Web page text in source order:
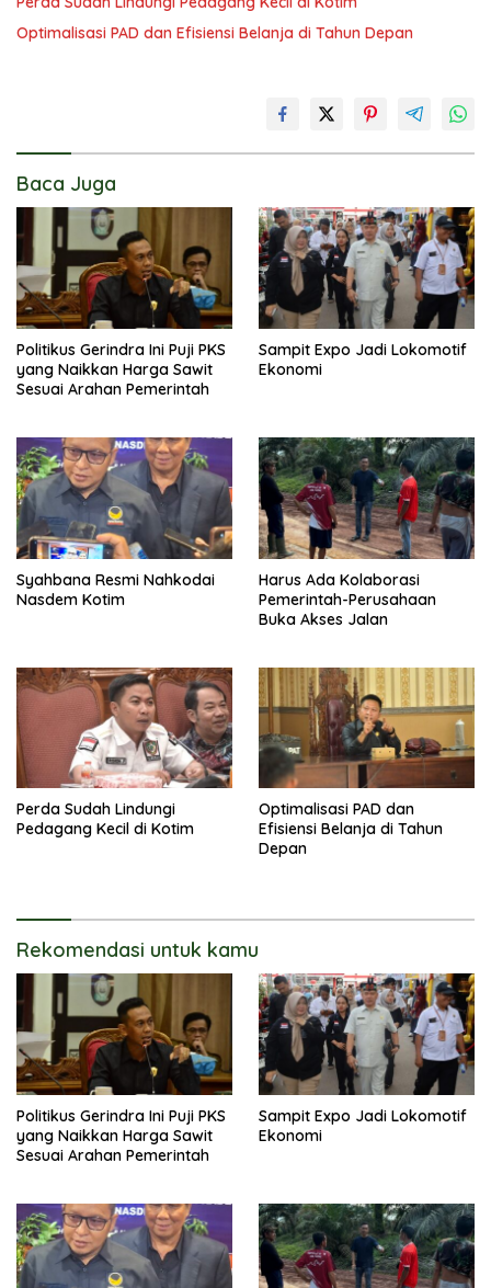
Optimalisasi PAD dan Efisiensi Belanja di Tahun Depan
Baca Juga
Politikus Gerindra Ini Puji PKS
yang Naikkan Harga Sawit
Sesuai Arahan Pemerintah
Sampit Expo Jadi Lokomotif
Ekonomi
Syahbana Resmi Nahkodai
Nasdem Kotim
Harus Ada Kolaborasi
Pemerintah-Perusahaan
Buka Akses Jalan
Perda Sudah Lindungi
Pedagang Kecil di Kotim
Optimalisasi PAD dan
Efisiensi Belanja di Tahun
Depan
Rekomendasi untuk kamu
Politikus Gerindra Ini Puji PKS
yang Naikkan Harga Sawit
Sesuai Arahan Pemerintah
Sampit Expo Jadi Lokomotif
Ekonomi